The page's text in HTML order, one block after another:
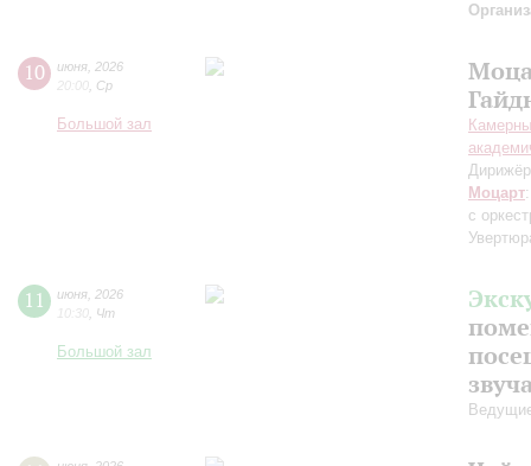
10 июня 2026
20:00 Ср
Большой зал
Моцарт
с
11 июня 2026
10:30 Чт
Большой зал